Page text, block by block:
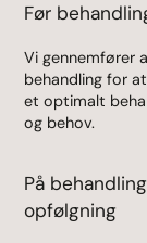
Før
Vi gennemfører
behandling for
et optimalt
og behov.
På
opfølgning